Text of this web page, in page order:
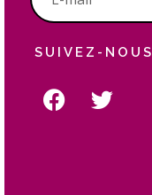
SUIVEZ-NOUS